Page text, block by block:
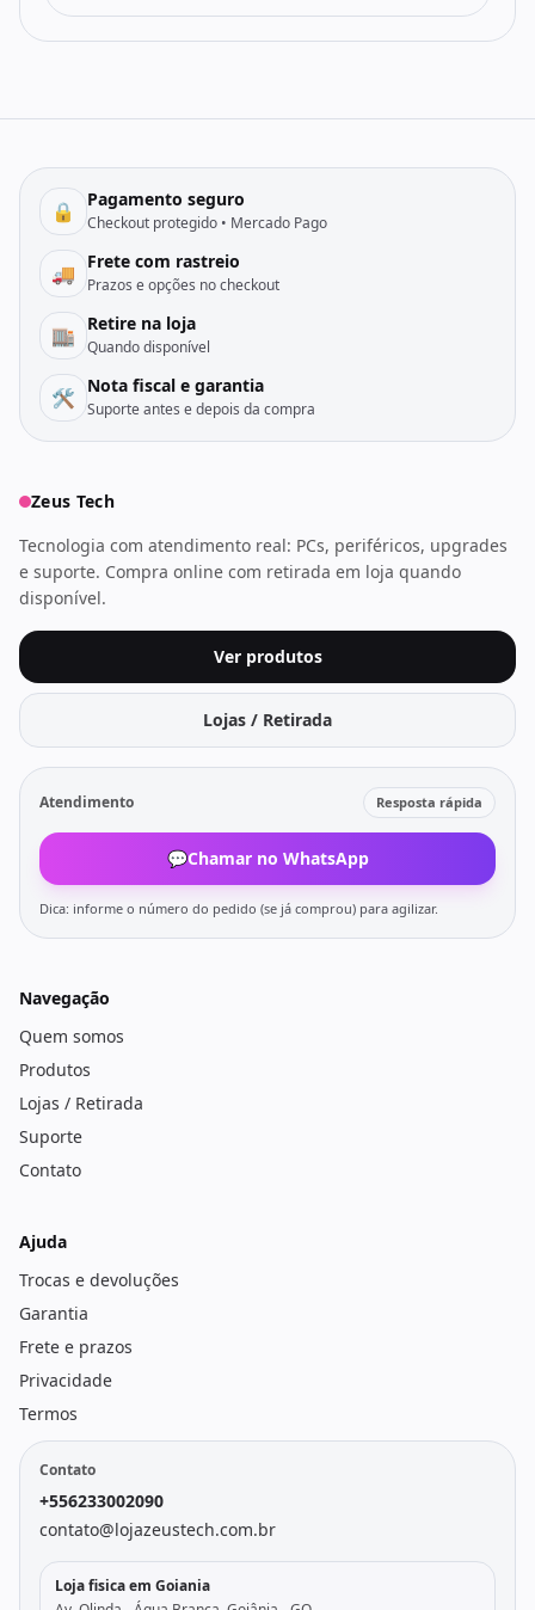
🔒 Pagamento seguro
Checkout protegido • Mercado Pago
🚚 Frete com rastreio
Prazos e opções no checkout
🏬 Retire na loja
Quando disponível
🛠️ Nota fiscal e garantia
Suporte antes e depois da compra
Zeus Tech
Tecnologia com atendimento real: PCs, periféricos, upgrades
e suporte. Compra online com retirada em loja quando
disponível.
Ver produtos
Lojas / Retirada
Atendimento Resposta rápida
💬Chamar no WhatsApp
Dica: informe o número do pedido (se já comprou) para agilizar.
Navegação
Quem somos
Produtos
Lojas / Retirada
Suporte
Contato
Ajuda
Trocas e devoluções
Garantia
Frete e prazos
Privacidade
Termos
Contato
+556233002090
contato@lojazeustech.com.br
Loja fisica em Goiania